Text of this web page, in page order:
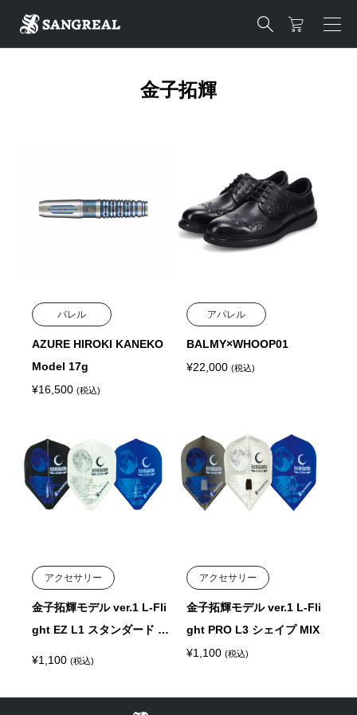

金子拓輝
バレル
AZURE HIROKI KANEKO
Model 17g
¥16,500 (税込)
アパレル
BALMY×WHOOP01
¥22,000 (税込)
アクセサリー
金子拓輝モデル ver.1 L-Fli
ght EZ L1 スタンダード MI
¥1,100 (税込)
アクセサリー
金子拓輝モデル ver.1 L-Fli
ght PRO L3 シェイプ MIX
¥1,100 (税込)